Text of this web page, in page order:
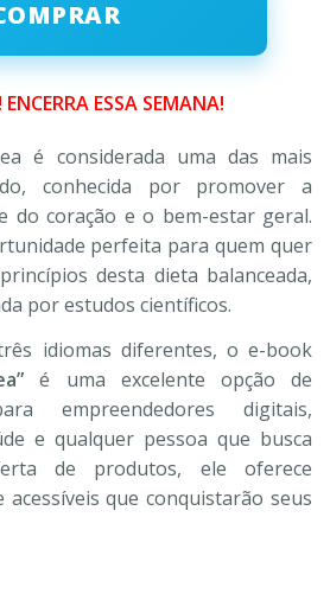
ESSA SEMANA!
é considerada uma das mais
conhecida por promover a
do coração e o bem-estar geral.
perfeita para quem quer
desta dieta balanceada,
por estudos científicos.
idiomas diferentes, o e-book
é uma excelente opção de
empreendedores digitais,
e qualquer pessoa que busca
de produtos, ele oferece
acessíveis que conquistarão seus